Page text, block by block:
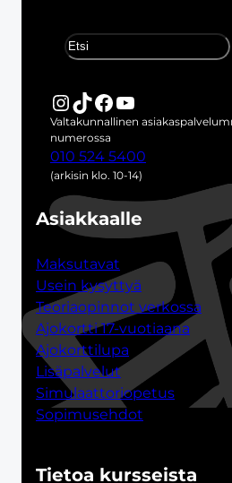
InstagramTikTok Facebook YouTube
Valtakunnallinen
numerossa
010 524 5400
(arkisin klo. 10-14)
Asiakkaalle
Maksutavat
Usein kysyttyä
Teoriaopinnot verkossa
Ajokortti 17-vuotiaana
Ajokorttilupa
Lisäpalvelut
Simulaattoriopetus
Sopimusehdot
Tietoa kursseista